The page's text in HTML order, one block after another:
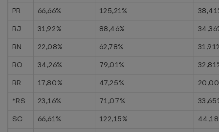
PR
66,66% 125,21%
RJ
31,92% 88,46%
RN
22,08% 62,78%
RO
34,26% 79,01%
RR
17,80% 47,25%
*RS
23,16% 71,07%
SC
66,61% 122,15%